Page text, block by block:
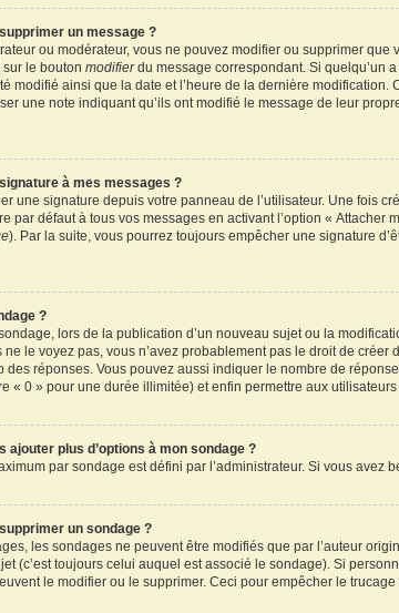
un message ?
ou modérateur, vous ne pouvez modifier ou supprimer
sur le boutonmodifierdu message correspondant. Si quelqu’un
modifié ainsi que la date et l’heure de la dernière
une note indiquant qu’ils ont modifié le message de leur
à mes messages ?
une signature depuis votre panneau de l’utilisateur. Une fois
par défaut à tous vos messages en activant l’option «
). Par la suite, vous pourrez toujours empêcher une signature
?
sondage, lors de la publication d’un nouveau sujet ou la
ne le voyez pas, vous n’avez probablement pas le droit de
des réponses. Vous pouvez aussi indiquer le nombre de
« 0 » pour une durée illimitée) et enfin permettre aux
ajouter plus d’options à mon sondage ?
par sondage est défini par l’administrateur. Si vous avez
un sondage ?
les sondages ne peuvent être modifiés que par l’auteur
(c’est toujours celui auquel est associé le sondage). Si
le modifier ou le supprimer. Ceci pour empêcher le